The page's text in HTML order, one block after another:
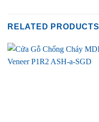
RELATED PRODUCTS